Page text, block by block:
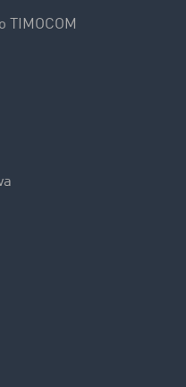
TIMOCOM